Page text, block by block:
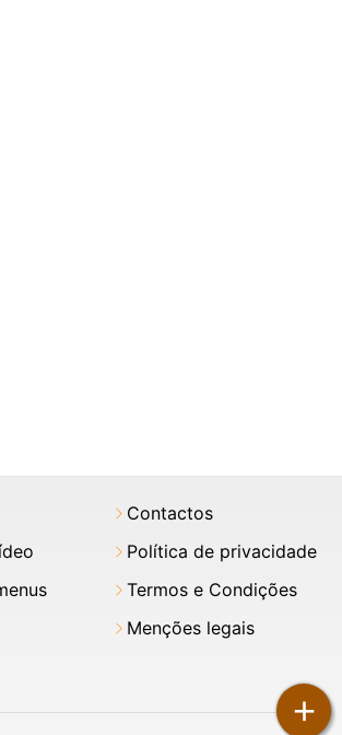
+
Contactos
Política de privacidade
Termos e Condições
Menções legais